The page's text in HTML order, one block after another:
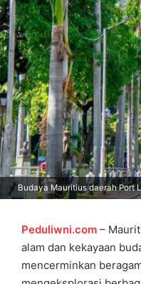
l
Budaya Mauritius daerah Port
Peduliwni.com –
alam dan kekayaan
mencerminkan